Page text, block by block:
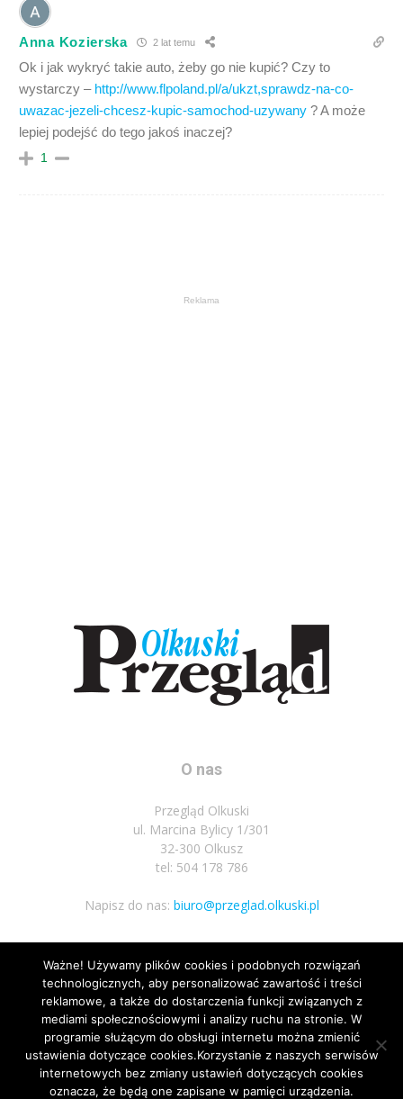
Anna Kozierska 2 lat temu
Ok i jak wykryć takie auto, żeby go nie kupić? Czy to
wystarczy – http://www.flpoland.pl/a/ukzt,sprawdz-na-co-
uwazac-jezeli-chcesz-kupic-samochod-uzywany ? A może
lepiej podejść do tego jakoś inaczej?
1
Reklama
O nas
Przegląd Olkuski
ul. Marcina Bylicy 1/301
32-300 Olkusz
tel: 504 178 786
Napisz do nas: biuro@przeglad.olkuski.pl
Podążaj za nami
Nota prawna Polityka prywatnosci Kariera Regulamin
Ważne! Używamy plików cookies i podobnych rozwiązań
technologicznych, aby personalizować zawartość i treści
reklamowe, a także do dostarczenia funkcji związanych z
mediami społecznościowymi i analizy ruchu na stronie. W
programie służącym do obsługi internetu można zmienić
ustawienia dotyczące cookies.Korzystanie z naszych serwisów
internetowych bez zmiany ustawień dotyczących cookies
oznacza, że będą one zapisane w pamięci urządzenia.